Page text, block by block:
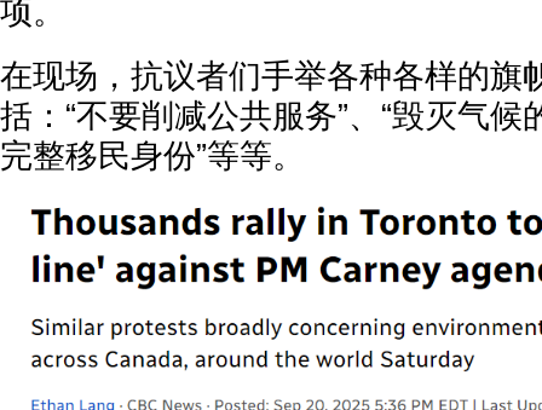
项。
在现场，抗议者们手举各种各样的旗
括：“不要削减公共服务”、“毁灭气候
完整移民身份”等等。